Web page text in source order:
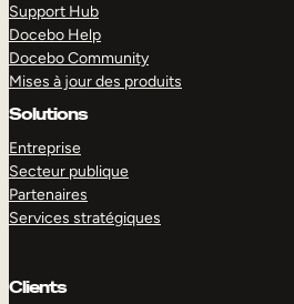
Support Hub
Docebo Help
Docebo Community
Mises à jour des produits
Solutions
Entreprise
Secteur publique
Partenaires
Services stratégiques
Clients